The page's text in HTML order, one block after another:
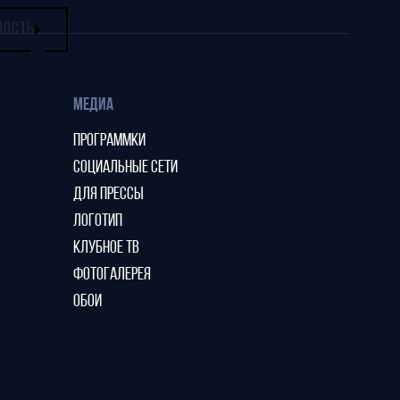
МЕДИА
ПРОГРАММКИ
СОЦИАЛЬНЫЕ СЕТИ
ДЛЯ ПРЕССЫ
ЛОГОТИП
КЛУБНОЕ ТВ
ФОТОГАЛЕРЕЯ
ОБОИ